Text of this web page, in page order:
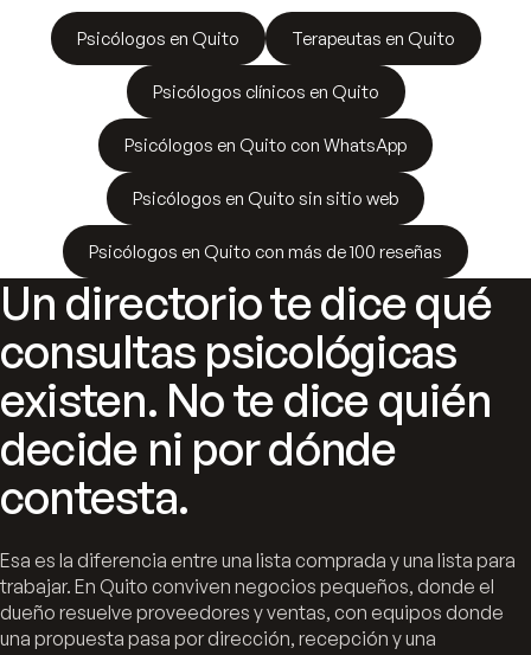
Psicólogos en Quito Terapeutas en Quito
Psicólogos clínicos en Quito
Psicólogos en Quito con WhatsApp
Psicólogos en Quito sin sitio web
Psicólogos en Quito con más de 100 reseñas
Un directorio te dice qué
consultas psicológicas
existen. No te dice quién
decide ni por dónde
contesta.
Esa es la diferencia entre una lista comprada y una lista para
trabajar. En Quito conviven negocios pequeños, donde el
dueño resuelve proveedores y ventas, con equipos donde
una propuesta pasa por dirección, recepción y una